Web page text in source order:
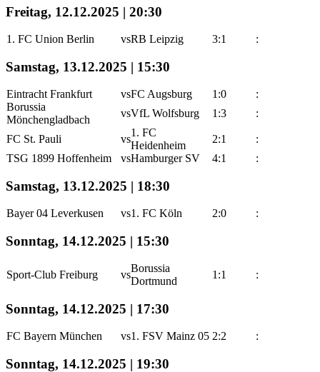
Freitag, 12.12.2025 | 20:30
1. FC Union Berlin vsRB Leipzig 3:1 :
Samstag, 13.12.2025 | 15:30
Eintracht Frankfurt vsFC Augsburg 1:0
:
Borussia
Mönchengladbach
vsVfL Wolfsburg 1:3 :
FC St. Pauli vs
1. FC
Heidenheim
2:1
:
TSG 1899 Hoffenheim
vsHamburger SV 4:1 :
Samstag, 13.12.2025 | 18:30
Bayer 04 Leverkusen vs1. FC Köln 2:0 :
Sonntag, 14.12.2025 | 15:30
Sport-Club Freiburg vs
Borussia
Dortmund
1:1 :
Sonntag, 14.12.2025 | 17:30
FC Bayern München vs1. FSV Mainz 05 2:2 :
Sonntag, 14.12.2025 | 19:30